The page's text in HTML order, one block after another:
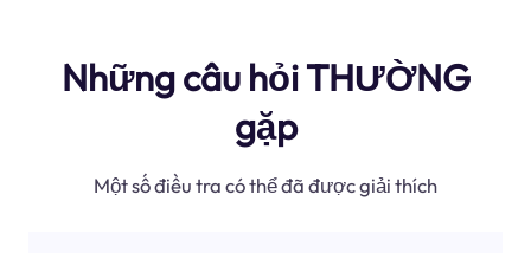
Những câu hỏi THƯỜNG
gặp
Một số điều tra có thể đã được giải thích